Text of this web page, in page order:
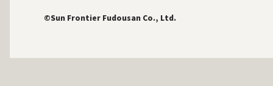
©Sun Frontier Fudousan Co., Ltd.